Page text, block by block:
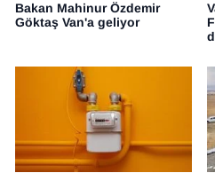
Bakan Mahinur Özdemir
Göktaş Van'a geliyor